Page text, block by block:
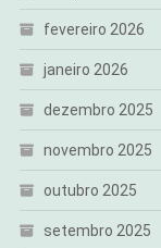
fevereiro 2026
janeiro 2026
dezembro 2025
novembro 2025
outubro 2025
setembro 2025